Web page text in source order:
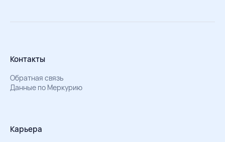
Контакты
Обратная связь
Данные по Меркурию
Карьера